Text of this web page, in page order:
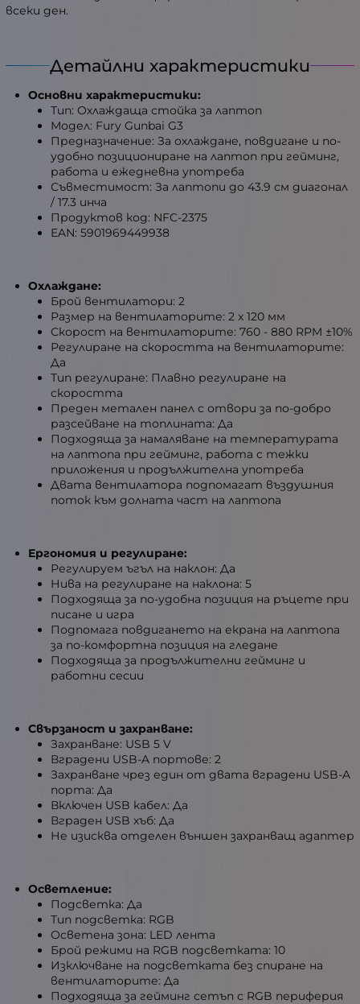
всеки ден.
Детайлни характеристики
Основни характеристики:
Тип: Охлаждаща стойка за лаптоп
Модел: Fury Gunbai G3
Предназначение: За охлаждане, повдигане и по-
удобно позициониране на лаптоп при гейминг,
работа и ежедневна употреба
Съвместимост: За лаптопи до 43.9 см диагонал
/ 17.3 инча
Продуктов код: NFC-2375
EAN: 5901969449938
Охлаждане:
Брой вентилатори: 2
Размер на вентилаторите: 2 x 120 мм
Скорост на вентилаторите: 760 - 880 RPM ±10%
Регулиране на скоростта на вентилаторите:
Да
Тип регулиране: Плавно регулиране на
скоростта
Преден метален панел с отвори за по-добро
разсейване на топлината: Да
Подходяща за намаляване на температурата
на лаптопа при гейминг, работа с тежки
приложения и продължителна употреба
Двата вентилатора подпомагат въздушния
поток към долната част на лаптопа
Ергономия и регулиране:
Регулируем ъгъл на наклон: Да
Нива на регулиране на наклона: 5
Подходяща за по-удобна позиция на ръцете при
писане и игра
Подпомага повдигането на екрана на лаптопа
за по-комфортна позиция на гледане
Подходяща за продължителни гейминг и
работни сесии
Свързаност и захранване:
Захранване: USB 5 V
Вградени USB-A портове: 2
Захранване чрез един от двата вградени USB-A
порта: Да
Включен USB кабел: Да
Вграден USB хъб: Да
Не изисква отделен външен захранващ адаптер
Осветление:
Подсветка: Да
Тип подсветка: RGB
Осветена зона: LED лента
Брой режими на RGB подсветката: 10
Изключване на подсветката без спиране на
вентилаторите: Да
Подходяща за гейминг сетъп с RGB периферия